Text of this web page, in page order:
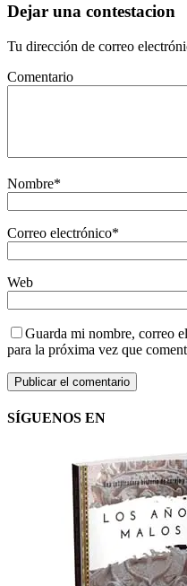
Dejar una contestacion
Tu dirección de correo
Comentario
Nombre*
Correo electrónico*
Web
Guarda mi nombre, correo
para la próxima vez que
SÍGUENOS EN